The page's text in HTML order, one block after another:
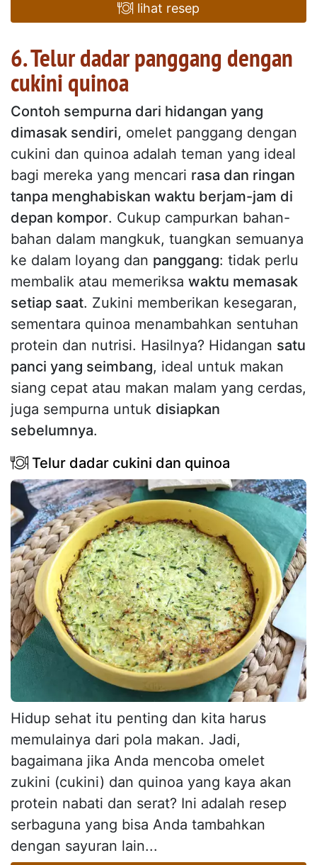
lihat resep
6. Telur dadar panggang dengan
cukini quinoa
Contoh sempurna dari hidangan yang
dimasak sendiri, omelet panggang dengan
cukini dan quinoa adalah teman yang ideal
bagi mereka yang mencari rasa dan ringan
tanpa menghabiskan waktu berjam-jam di
depan kompor. Cukup campurkan bahan-
bahan dalam mangkuk, tuangkan semuanya
ke dalam loyang dan panggang: tidak perlu
membalik atau memeriksa waktu memasak
setiap saat. Zukini memberikan kesegaran,
sementara quinoa menambahkan sentuhan
protein dan nutrisi. Hasilnya? Hidangan satu
panci yang seimbang, ideal untuk makan
siang cepat atau makan malam yang cerdas,
juga sempurna untuk disiapkan
sebelumnya.
Telur dadar cukini dan quinoa
Hidup sehat itu penting dan kita harus
memulainya dari pola makan. Jadi,
bagaimana jika Anda mencoba omelet
zukini (cukini) dan quinoa yang kaya akan
protein nabati dan serat? Ini adalah resep
serbaguna yang bisa Anda tambahkan
dengan sayuran lain...